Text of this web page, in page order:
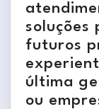
futuros
última
ou